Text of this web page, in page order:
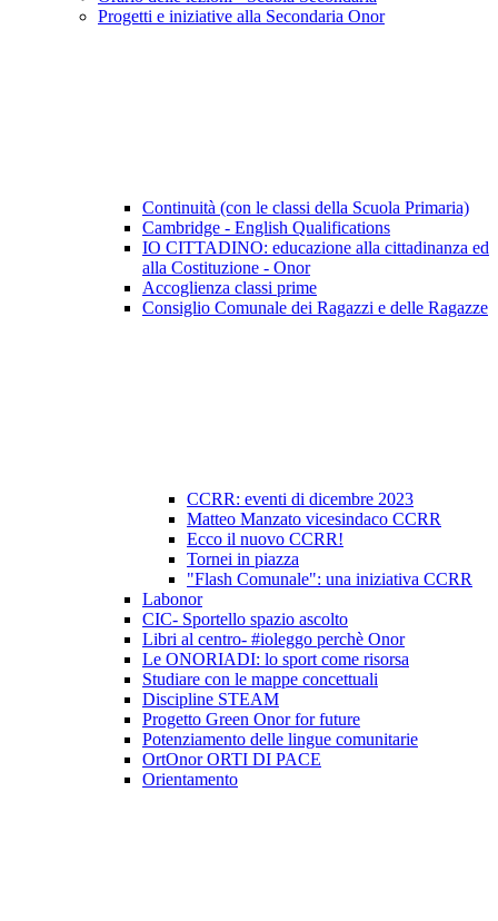
Progetti e iniziative alla Secondaria Onor
Continuità (con le classi della Scuola Primaria)
Cambridge - English Qualifications
IO CITTADINO: educazione alla cittadinanza ed
alla Costituzione - Onor
Accoglienza classi prime
Consiglio Comunale dei Ragazzi e delle Ragazze
CCRR: eventi di dicembre 2023
Matteo Manzato vicesindaco CCRR
Ecco il nuovo CCRR!
Tornei in piazza
"Flash Comunale": una iniziativa CCRR
Labonor
CIC- Sportello spazio ascolto
Libri al centro- #ioleggo perchè Onor
Le ONORIADI: lo sport come risorsa
Studiare con le mappe concettuali
Discipline STEAM
Progetto Green Onor for future
Potenziamento delle lingue comunitarie
OrtOnor ORTI DI PACE
Orientamento